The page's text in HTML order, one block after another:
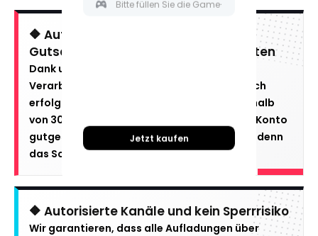
Jetzt kaufen
🔶 Automatische Direktaufladung —
Gutschrift in 30 Sekunden bis 3 Minuten
Dank unseres effizienten automatisierten
Verarbeitungssystems werden die Units nach
erfolgreicher Zahlung normalerweise innerhalb
von 30 Sekunden bis 3 Minuten direkt Ihrem Konto
gutgeschrieben. Keine langen Wartezeiten, denn
das Schlachtfeld wartet auf niemanden.
🔶 Autorisierte Kanäle und kein Sperrrisiko
Wir garantieren, dass alle Aufladungen über